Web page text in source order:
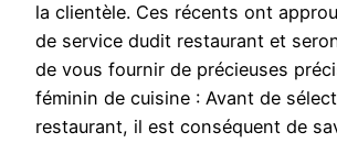
la clientèle. Ces récents ont
de service dudit restaurant et
de vous fournir de précieuses
féminin de cuisine : Avant de
restaurant, il est conséquent de